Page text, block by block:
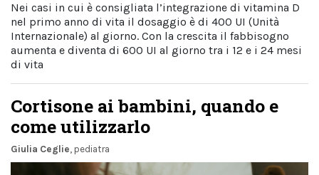
Nei casi in cui è consigliata l’integrazione di vitamina D
nel primo anno di vita il dosaggio è di 400 UI (Unità
Internazionale) al giorno. Con la crescita il fabbisogno
aumenta e diventa di 600 UI al giorno tra i 12 e i 24 mesi
di vita
Cortisone ai bambini, quando e
come utilizzarlo
Giulia Ceglie, pediatra